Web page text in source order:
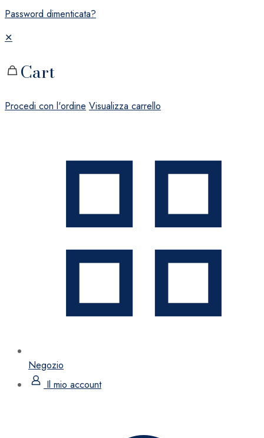
Password dimenticata?
✕
Cart
Procedi con l'ordine Visualizza carrello
Negozio
Il mio account